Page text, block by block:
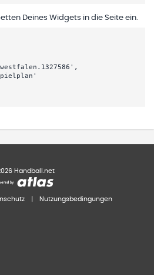
Deines Widgets in die Seite ein.
Handball.net
Nutzungsbedingungen